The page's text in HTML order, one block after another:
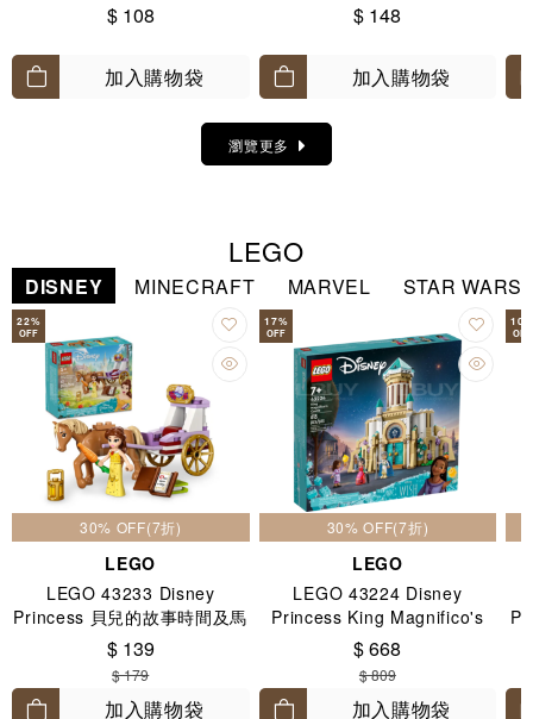
$ 108
加入購物袋
$ 148
加入購物袋
瀏覽更多
LEGO
DISNEY MINECRAFT MARVEL STAR WARS
22%
OFF
30% OFF(7折)
LEGO
LEGO 43233 Disney
Princess 貝兒的故事時間及馬
車 5+
$ 139
$ 179
加入購物袋
17%
OFF
30% OFF(7折)
LEGO
LEGO 43224 Disney
Princess King Magnifico's
Castle 7+
$ 668
$ 809
加入購物袋
10
OFF